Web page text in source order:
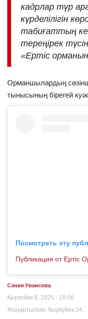
кадрлар түр
күрделілігін
табиғаттың
тереңірек
«Ертіс
Орманшылардың
тынысының бірегей
Посмотреть эту
Сәния Уваисова
Қыркүйек 8, 2025 - 18:06
Жаңартылған: Қыркүйек 24,